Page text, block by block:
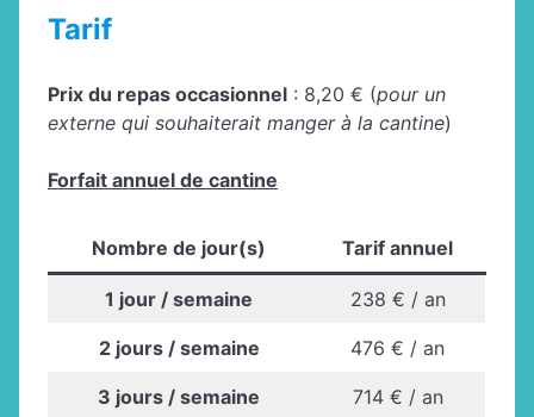
Tarif
Prix du repas occasionnel : 8,20 € (pour un
externe qui souhaiterait manger à la cantine)
Forfait annuel de cantine
Nombre de jour(s) Tarif annuel
1 jour / semaine 238 € / an
2 jours / semaine 476 € / an
3 jours / semaine 714 € / an